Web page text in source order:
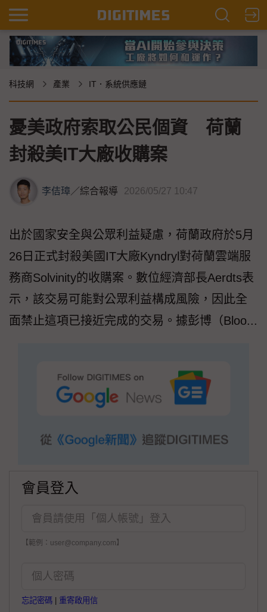
科技網 產業 IT．系統供應鏈
憂美政府索取公民個資 荷蘭
封殺美IT大廠收購案
李佶璋／綜合報導 2026/05/27 10:47
出於國家安全與公眾利益疑慮，荷蘭政府於5月
26日正式封殺美國IT大廠Kyndryl對荷蘭雲端服
務商Solvinity的收購案。數位經濟部長Aerdts表
示，該交易可能對公眾利益構成風險，因此全
面禁止這項已接近完成的交易。據彭博（Bloo...
會員登入
【範例：user@company.com】
忘記密碼 重寄啟用信